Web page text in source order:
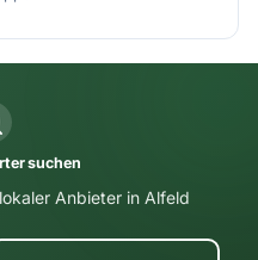
suchen
Anbieter in Alfeld